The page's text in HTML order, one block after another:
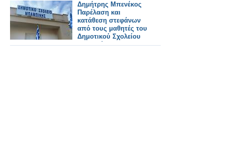
Δημήτρης Μπενέκος
Παρέλαση και
κατάθεση στεφάνων
από τους μαθητές του
Δημοτικού Σχολείου
Μπαμπίνης!